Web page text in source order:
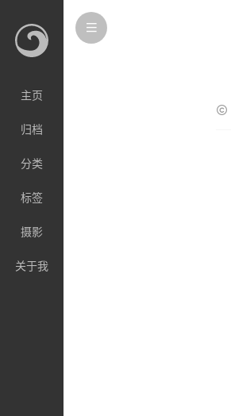
主页
归档
分类
标签
摄影
关于我